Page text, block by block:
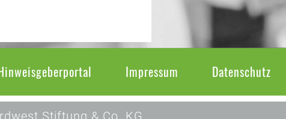
Impressum Datenschutz